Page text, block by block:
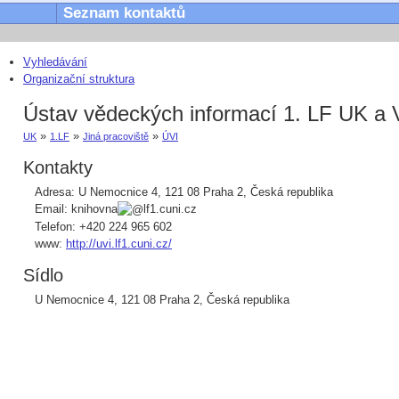
Seznam kontaktů
Vyhledávání
Organizační struktura
Ústav vědeckých informací 1. LF UK a
UK » 1.LF » Jiná pracoviště » ÚVI
Kontakty
Adresa: U Nemocnice 4, 121 08 Praha 2, Česká republika
Email: knihovna
lf1.cuni.cz
Telefon: +420 224 965 602
www: http://uvi.lf1.cuni.cz/
Sídlo
U Nemocnice 4, 121 08 Praha 2, Česká republika